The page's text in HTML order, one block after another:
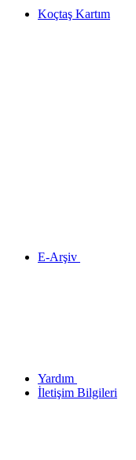
Koçtaş Kartım
E-Arşiv
Yardım
İletişim Bilgileri